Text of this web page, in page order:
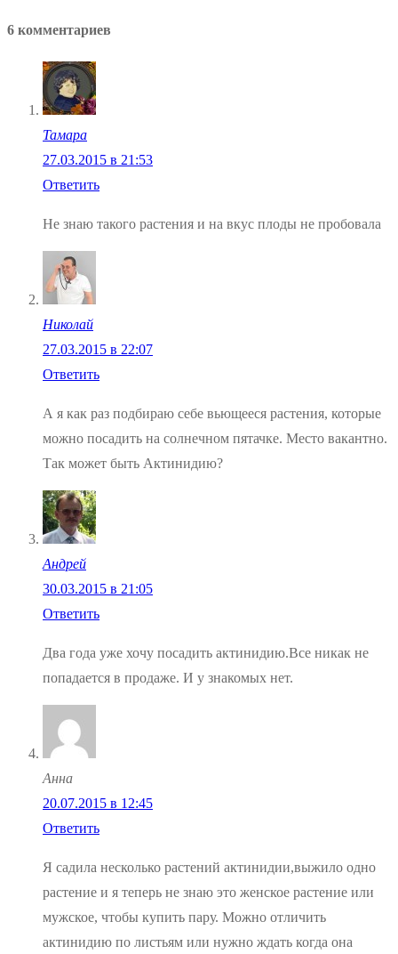
записям
6 комментариев
Тамара
27.03.2015 в 21:53
Ответить
Не знаю такого растения и на вкус плоды не пробовала
Николай
27.03.2015 в 22:07
Ответить
А я как раз подбираю себе вьющееся растения, которые
можно посадить на солнечном пятачке. Место вакантно.
Так может быть Актинидию?
Андрей
30.03.2015 в 21:05
Ответить
Два года уже хочу посадить актинидию.Все никак не
попадается в продаже. И у знакомых нет.
Анна
20.07.2015 в 12:45
Ответить
Я садила несколько растений актинидии,выжило одно
растение и я теперь не знаю это женское растение или
мужское, чтобы купить пару. Можно отличить
актинидию по листьям или нужно ждать когда она